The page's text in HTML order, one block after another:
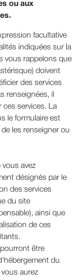
ou aux
facultative
indiquées sur la
vous rappelons que
doivent
des services
renseignées, il
ces services. La
le formulaire est
les renseigner ou
avez
désignés par le
des services
du site
ainsi que
de ces
être
du
aurez